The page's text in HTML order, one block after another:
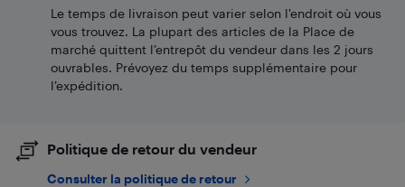
Le temps de livraison peut varier selon l'endroit où vous
vous trouvez. La plupart des articles de la Place de
marché quittent l’entrepôt du vendeur dans les 2 jours
ouvrables. Prévoyez du temps supplémentaire pour
l’expédition.
Politique de retour du vendeur
Consulter la politique de retour